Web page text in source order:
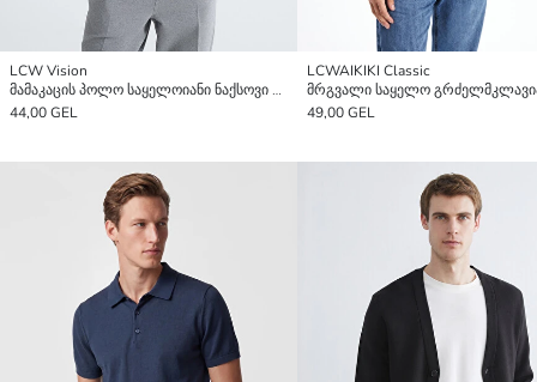
LCW Vision
მამაკაცის პოლო საყელოიანი ნაქსოვი მაისური
44,00 GEL
LCWAIKIKI Classic
49,00 GEL